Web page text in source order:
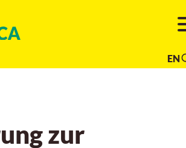
Hauptinhalt
EN
zur